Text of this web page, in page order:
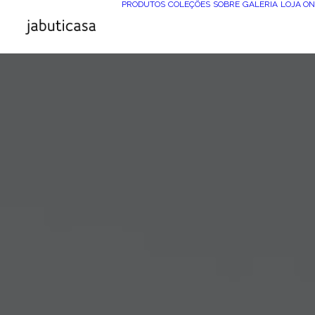
PRODUTOS COLEÇÕES SOBRE GALERIA LOJA